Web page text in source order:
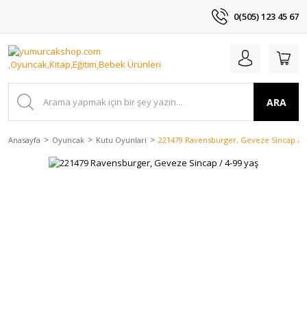
0(505) 123 45 67
ARA
Anasayfa Oyuncak Kutu Oyunları 221479 Ravensburger, Geveze Sincap /